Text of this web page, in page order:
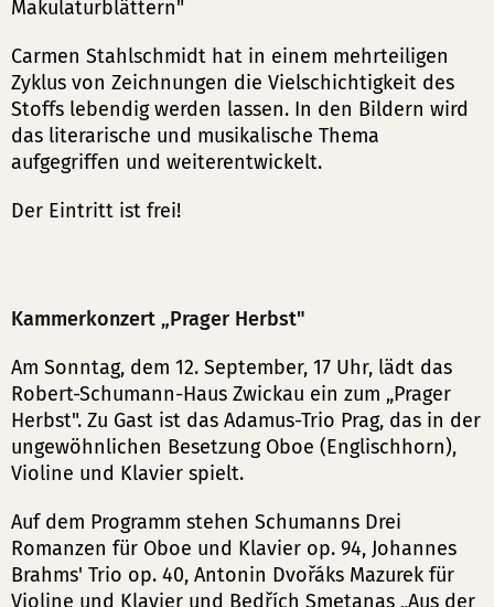
Makulaturblättern"
Carmen Stahlschmidt hat in einem mehrteiligen
Zyklus von Zeichnungen die Vielschichtigkeit des
Stoffs lebendig werden lassen. In den Bildern wird
das literarische und musikalische Thema
aufgegriffen und weiterentwickelt.
Der Eintritt ist frei!
Kammerkonzert „Prager Herbst"
Am Sonntag, dem 12. September, 17 Uhr, lädt das
Robert-Schumann-Haus Zwickau ein zum „Prager
Herbst". Zu Gast ist das Adamus-Trio Prag, das in der
ungewöhnlichen Besetzung Oboe (Englischhorn),
Violine und Klavier spielt.
Auf dem Programm stehen Schumanns Drei
Romanzen für Oboe und Klavier op. 94, Johannes
Brahms' Trio op. 40, Antonin Dvořáks Mazurek für
Violine und Klavier und Bedřích Smetanas „Aus der